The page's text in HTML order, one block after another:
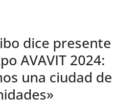
dice presente
AVAVIT 2024:
una ciudad de